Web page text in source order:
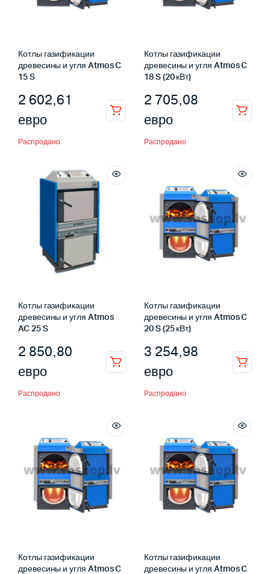
Котлы газификации
древесины и угля Atmos C
15 S
2 602,61
евро
Распродано
Котлы газификации
древесины и угля Atmos C
18 S (20 кВт)
2 705,08
евро
Распродано
Котлы газификации
древесины и угля Atmos
AC 25 S
2 850,80
евро
Распродано
Котлы газификации
древесины и угля Atmos C
20 S (25 кВт)
3 254,98
евро
Распродано
Котлы газификации
древесины и угля Atmos C
Котлы газификации
древесины и угля Atmos C